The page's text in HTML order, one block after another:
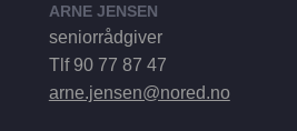
ARNE JENSEN
seniorrådgiver
Tlf 90 77 87 47
arne.jensen@nored.no